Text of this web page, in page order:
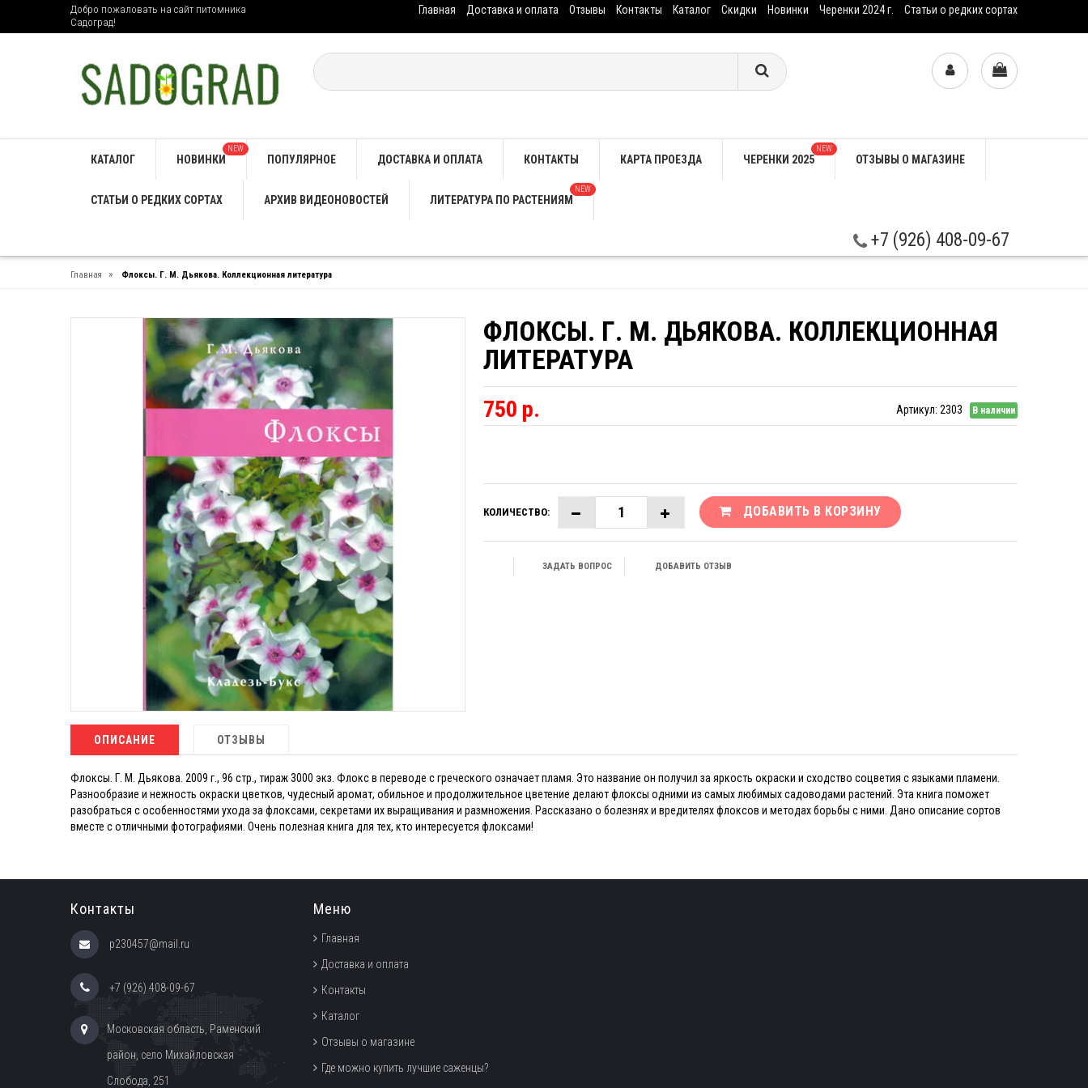
Добро пожаловать на сайт питомника
Садоград!
Главная Доставка и оплата Отзывы Контакты Каталог Скидки Новинки Черенки 2024 г. Статьи о редких сортах
КАТАЛОГ НОВИНКИ
NEW
ПОПУЛЯРНОЕ ДОСТАВКА И ОПЛАТА КОНТАКТЫ КАРТА ПРОЕЗДА ЧЕРЕНКИ 2025
NEW
ОТЗЫВЫ О МАГАЗИНЕ
СТАТЬИ О РЕДКИХ СОРТАХ АРХИВ ВИДЕОНОВОСТЕЙ ЛИТЕРАТУРА ПО РАСТЕНИЯМ
NEW
+7 (926) 408-09-67
Главная » Флоксы. Г. М. Дьякова. Коллекционная литература
ФЛОКСЫ. Г. М. ДЬЯКОВА. КОЛЛЕКЦИОННАЯ
ЛИТЕРАТУРА
750 р. В наличии
Артикул: 2303
КОЛИЧЕСТВО: ДОБАВИТЬ В КОРЗИНУ
ЗАДАТЬ ВОПРОС ДОБАВИТЬ ОТЗЫВ
ОПИСАНИЕ ОТЗЫВЫ
Флоксы. Г. М. Дьякова. 2009 г., 96 стр., тираж 3000 экз. Флокс в переводе с греческого означает пламя. Это название он получил за яркость окраски и сходство соцветия с языками пламени.
Разнообразие и нежность окраски цветков, чудесный аромат, обильное и продолжительное цветение делают флоксы одними из самых любимых садоводами растений. Эта книга поможет
разобраться с особенностями ухода за флоксами, секретами их выращивания и размножения. Рассказано о болезнях и вредителях флоксов и методах борьбы с ними. Дано описание сортов
вместе с отличными фотографиями. Очень полезная книга для тех, кто интересуется флоксами!
Контакты
p230457@mail.ru
+7 (926) 408-09-67
Московская область, Раменский
район, село Михайловская
Слобода, 251
Меню
Главная
Доставка и оплата
Контакты
Каталог
Отзывы о магазине
Где можно купить лучшие саженцы?